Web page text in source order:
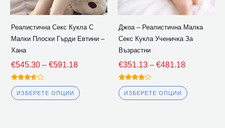
Реалистична Секс Кукла С
Малки Плоски Гърди Евтини –
Хана
€545.30 – €591.18
Оценена
3.50
извън 5
ИЗБЕРЕТЕ ОПЦИИ
бъдат
на
Джоа – Реалистична Малка
Секс Кукла Ученичка За
Възрастни
€351.13 – €481.18
Оценена
4.00
извън 5
ИЗБЕРЕТЕ ОПЦИИ
бъдат
на